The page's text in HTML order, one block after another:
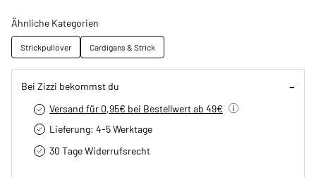
Ähnliche Kategorien
Strickpullover Cardigans & Strick
Bei Zizzi bekommst du
Versand für 0,95€ bei Bestellwert ab 49€
Lieferung: 4-5 Werktage
30 Tage Widerrufsrecht